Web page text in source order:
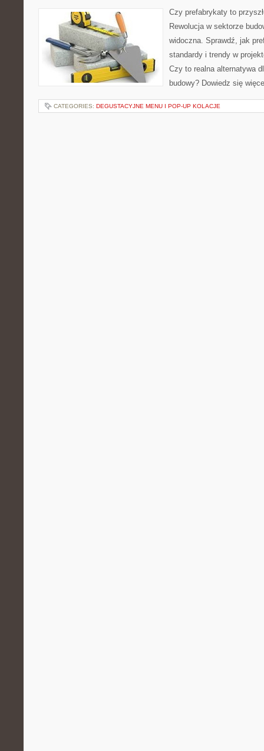
Czy prefabrykaty to
Rewolucja w sektorze
widoczna. Sprawdź, jak
standardy i trendy w
Czy to realna alternatywa
budowy? Dowiedz się
CATEGORIES: DEGUSTACYJNE MENU I POP-UP KOLACJE